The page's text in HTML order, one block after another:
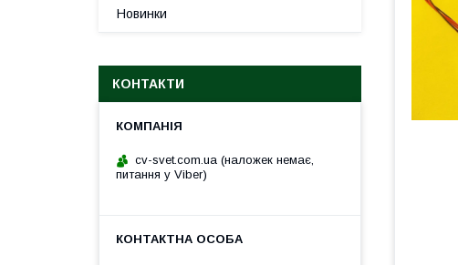
Новинки
КОНТАКТИ
cv-svet.com.ua (наложек немає,
питання у Viber)